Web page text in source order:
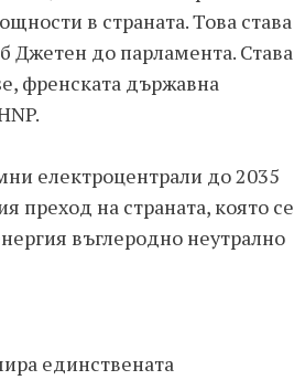
в страната. Това става
Джетен до парламента. Става
френската държавна
електроцентрали до 2035
преход на страната, която се
въглеродно неутрално
единствената